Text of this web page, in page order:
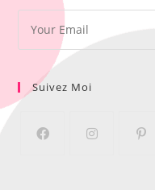
Suivez Moi